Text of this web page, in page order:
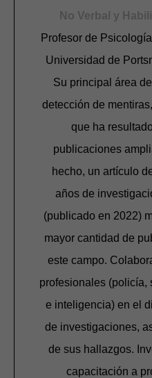
No Verbal y
Profesor de
Universidad de
Su principal área
detección de
que ha
publicaciones
hecho, un artículo
años de
(publicado en 2022)
mayor cantidad de
este campo.
profesionales (policía,
e inteligencia) en el
de investigaciones,
de sus hallazgos.
capacitación a